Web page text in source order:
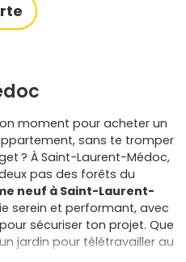
moment pour acheter un
sans te tromper
? À Saint-Laurent-Médoc,
pas des forêts du
neuf à Saint-Laurent-
serein et performant, avec
sécuriser ton projet. Que
jardin pour télétravailler au
avec balcon et